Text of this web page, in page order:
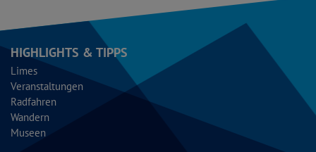
HIGHLIGHTS & TIPPS
Limes
Veranstaltungen
Radfahren
Wandern
Museen